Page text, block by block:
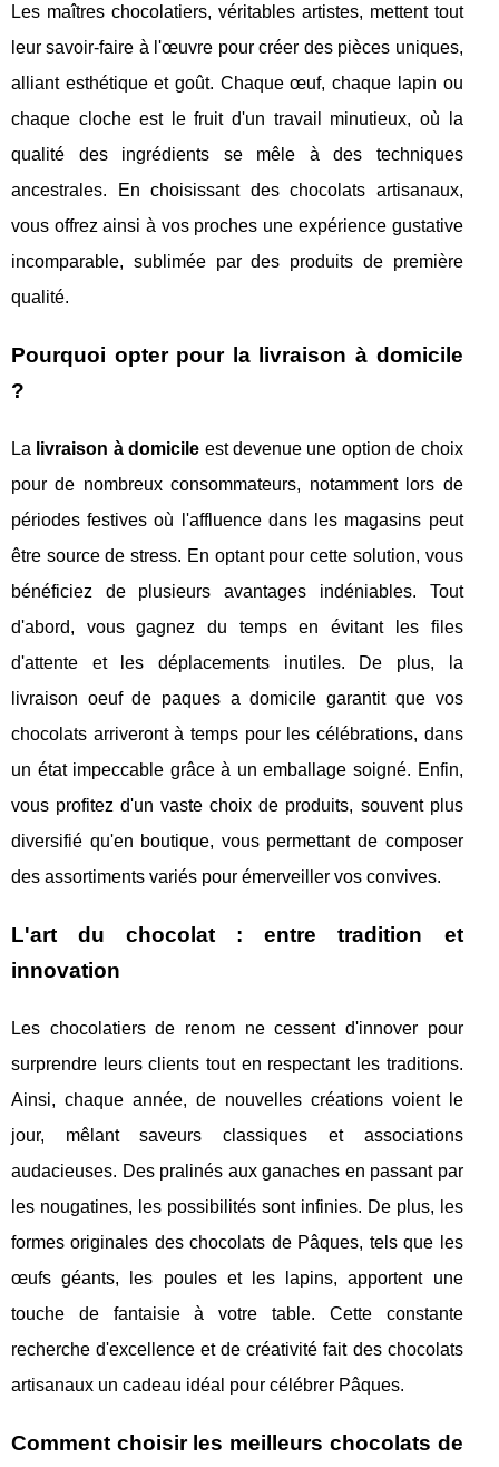
Les maîtres chocolatiers, véritables artistes, mettent tout
leur savoir-faire à l'œuvre pour créer des pièces uniques,
alliant esthétique et goût. Chaque œuf, chaque lapin ou
chaque cloche est le fruit d'un travail minutieux, où la
qualité des ingrédients se mêle à des techniques
ancestrales. En choisissant des chocolats artisanaux,
vous offrez ainsi à vos proches une expérience gustative
incomparable, sublimée par des produits de première
qualité.
Pourquoi opter pour la livraison à domicile
?
La livraison à domicile est devenue une option de choix
pour de nombreux consommateurs, notamment lors de
périodes festives où l'affluence dans les magasins peut
être source de stress. En optant pour cette solution, vous
bénéficiez de plusieurs avantages indéniables. Tout
d'abord, vous gagnez du temps en évitant les files
d'attente et les déplacements inutiles. De plus, la
livraison oeuf de paques a domicile garantit que vos
chocolats arriveront à temps pour les célébrations, dans
un état impeccable grâce à un emballage soigné. Enfin,
vous profitez d'un vaste choix de produits, souvent plus
diversifié qu'en boutique, vous permettant de composer
des assortiments variés pour émerveiller vos convives.
L'art du chocolat : entre tradition et
innovation
Les chocolatiers de renom ne cessent d'innover pour
surprendre leurs clients tout en respectant les traditions.
Ainsi, chaque année, de nouvelles créations voient le
jour, mêlant saveurs classiques et associations
audacieuses. Des pralinés aux ganaches en passant par
les nougatines, les possibilités sont infinies. De plus, les
formes originales des chocolats de Pâques, tels que les
œufs géants, les poules et les lapins, apportent une
touche de fantaisie à votre table. Cette constante
recherche d'excellence et de créativité fait des chocolats
artisanaux un cadeau idéal pour célébrer Pâques.
Comment choisir les meilleurs chocolats de